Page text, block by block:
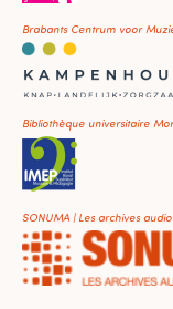
Brabants Centrum voor
Bibliothèque universitaire
SONUMA | Les archives